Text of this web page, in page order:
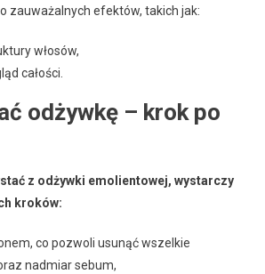
zauważalnych efektów, takich jak:
włosów,
całości.
odżywkę – krok po
z odżywki emolientowej, wystarczy
kroków:
co pozwoli usunąć wszelkie
nadmiar sebum,